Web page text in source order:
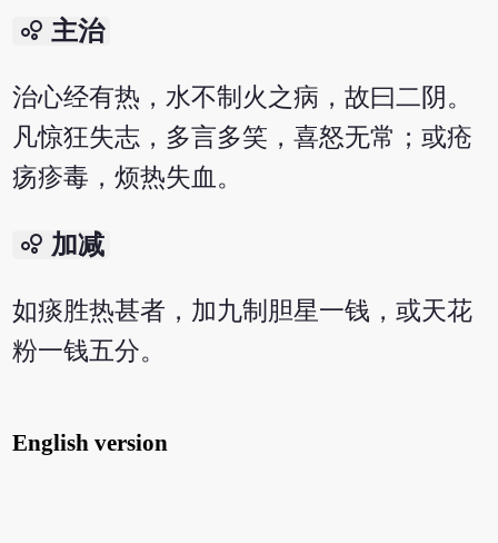
bubble_chart 主治
治心经有热，水不制火之病，故曰二阴。
凡惊狂失志，多言多笑，喜怒无常；或疮
疡疹毒，烦热失血。
bubble_chart 加减
如痰胜热甚者，加九制胆星一钱，或天花
粉一钱五分。
English version